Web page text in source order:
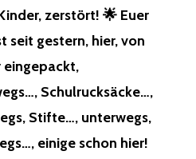
ETZTE W
OCHE H
ATTE I
CH B
EI P
ICNIC…, B
ESTELLT, W
AS G
ELIEFERT, W
zerstört! 🌟 Euer
seit gestern, hier, von
Schulrucksäcke…,
Stifte…, unterwegs,
einige schon hier!